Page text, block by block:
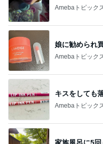
Amebaトピック
娘に勧められ
Amebaトピック
キスをしても
Amebaトピック
家族風呂に5